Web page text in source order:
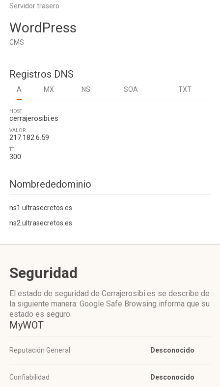
Servidor trasero
WordPress
CMS
Registros DNS
A MX NS SOA TXT
HOST
cerrajerosibi.es
VALOR
217.182.6.59
TTL
300
Nombrededominio
ns1.ultrasecretos.es
ns2.ultrasecretos.es
Seguridad
El estado de seguridad de Cerrajerosibi.es se describe de
la siguiente manera: Google Safe Browsing informa que su
estado es seguro.
MyWOT
Reputación General Desconocido
Confiabilidad
Desconocido